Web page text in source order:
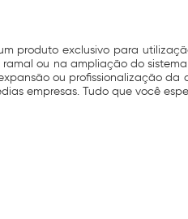
produto exclusivo para
ou na ampliação do
ou profissionalização da
empresas. Tudo que você